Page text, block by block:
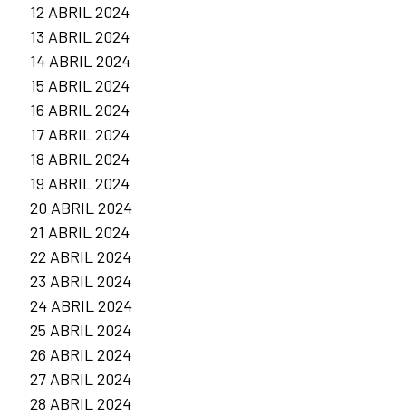
12 ABRIL 2024
13 ABRIL 2024
14 ABRIL 2024
15 ABRIL 2024
16 ABRIL 2024
17 ABRIL 2024
18 ABRIL 2024
19 ABRIL 2024
20 ABRIL 2024
21 ABRIL 2024
22 ABRIL 2024
23 ABRIL 2024
24 ABRIL 2024
25 ABRIL 2024
26 ABRIL 2024
27 ABRIL 2024
28 ABRIL 2024